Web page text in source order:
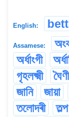
English:
Assamese:
অৰ্ধাংগী
গৃহলক্ষ্মী
ঘৈণী
জানি
জায়া
তলোদৰী
তল্প